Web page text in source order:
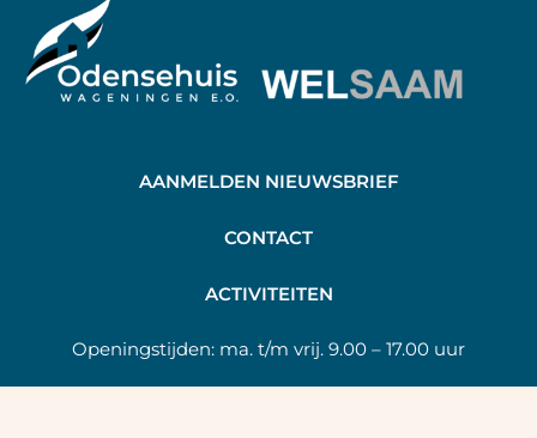
AANMELDEN NIEUWSBRIEF
CONTACT
ACTIVITEITEN
Openingstijden: ma. t/m vrij. 9.00 – 17.00 uur